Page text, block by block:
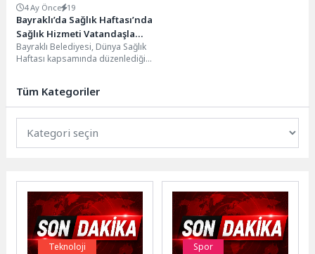
4 Ay Önce 19
Bayraklı’da Sağlık Haftası’nda
Sağlık Hizmeti Vatandaşla
Buluştu
Bayraklı Belediyesi, Dünya Sağlık
Haftası kapsamında düzenlediği
farklı noktalarında...
Tüm Kategoriler
Teknoloji Spor